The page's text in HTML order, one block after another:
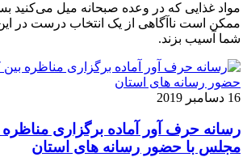
مواد غذایی که در وعده صبحانه میل می‌کنید
ممکن است ناآگاهی از یک انتخاب درست در
شما آسیب بزند.
16 دسامبر 2019
رسانه حرف آور آماده برگزاری مناظره
مجلس با حضور رسانه های استان